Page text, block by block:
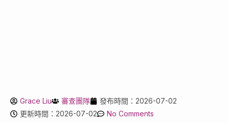
Grace Liu 審查團隊
發布時間：2026-07-02
更新時間：2026-07-02
No Comments